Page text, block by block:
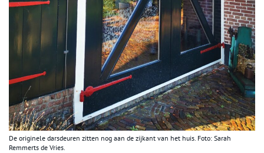
De originele darsdeuren zitten nog aan de zijkant van het huis. Foto: Sarah
Remmerts de Vries.